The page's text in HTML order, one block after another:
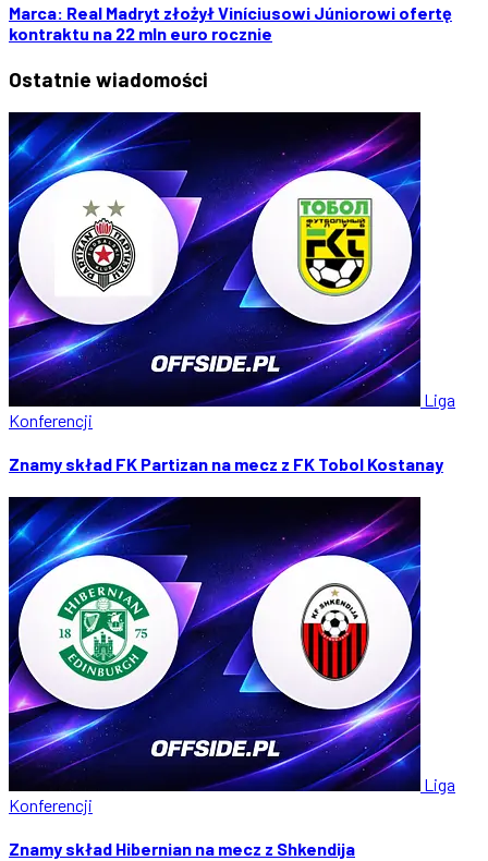
Marca: Real Madryt złożył Viníciusowi Júniorowi ofertę
kontraktu na 22 mln euro rocznie
Ostatnie wiadomości
Liga
Konferencji
Znamy skład FK Partizan na mecz z FK Tobol Kostanay
Liga
Konferencji
Znamy skład Hibernian na mecz z Shkendija